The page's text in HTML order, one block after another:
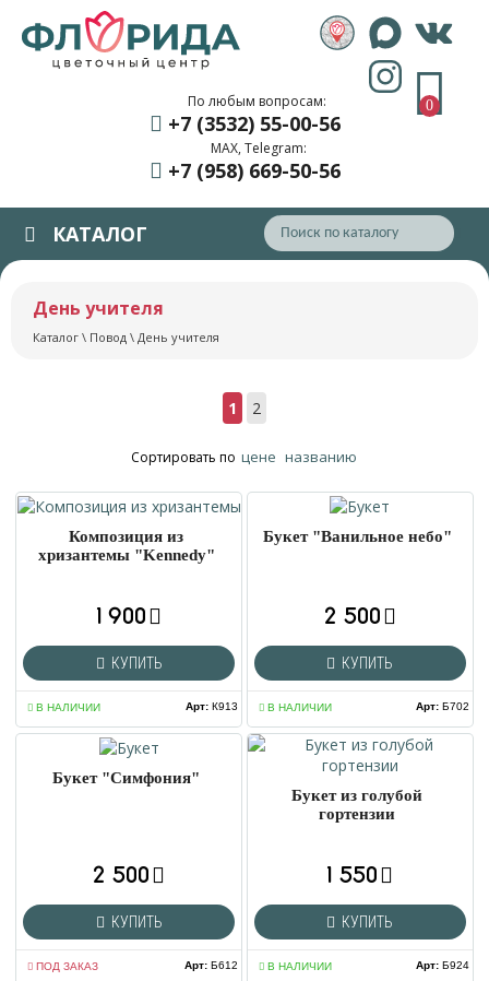
По любым вопросам:
+7 (3532) 55-00-56
MAX, Telegram:
+7 (958) 669-50-56
0
КАТАЛОГ
День учителя
Каталог \ Повод \ День учителя
1 2
Сортировать по цене названию
Композиция из
хризантемы "Kennedy"
1 900
КУПИТЬ
В НАЛИЧИИ Арт:К913
Букет "Ванильное небо"
2 500
КУПИТЬ
В НАЛИЧИИ Арт:Б702
Букет "Симфония"
2 500
КУПИТЬ
ПОД ЗАКАЗ Арт:Б612
Букет из голубой
гортензии
1 550
КУПИТЬ
В НАЛИЧИИ Арт:Б924